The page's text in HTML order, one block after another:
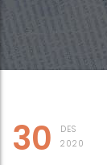
30
DES
2020